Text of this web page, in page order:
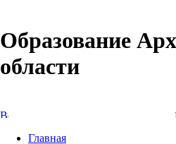
Образование
области
Главная